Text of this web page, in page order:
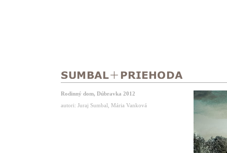
Rodinný dom, Dúbravka 2012
autori: Juraj Sumbal, Mária Vanková